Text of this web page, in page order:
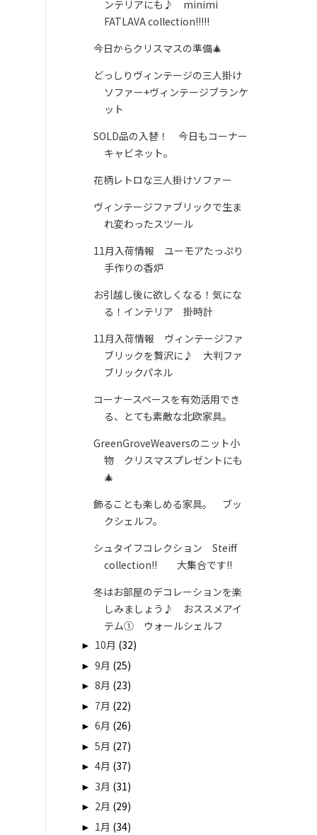
ンテリアにも♪ minimi
FATLAVA collection!!!!!
今日からクリスマスの準備🎄
どっしりヴィンテージの三人掛け
ソファー+ヴィンテージブランケ
ット
SOLD品の入替！ 今日もコーナー
キャビネット。
花柄レトロな三人掛けソファー
ヴィンテージファブリックで生ま
れ変わったスツール
11月入荷情報 ユーモアたっぷり
手作りの香炉
お引越し後に欲しくなる！気にな
る！インテリア 掛時計
11月入荷情報 ヴィンテージファ
ブリックを贅沢に♪ 大判ファ
ブリックパネル
コーナースペースを有効活用でき
る、とても素敵な北欧家具。
GreenGroveWeaversのニット小
物 クリスマスプレゼントにも
🎄
飾ることも楽しめる家具。 ブッ
クシェルフ。
シュタイフコレクション Steiff
collection!! 大集合です!!
冬はお部屋のデコレーションを楽
しみましょう♪ おススメアイ
テム① ウォールシェルフ
► 10月 (32)
► 9月 (25)
► 8月 (23)
► 7月 (22)
► 6月 (26)
► 5月 (27)
► 4月 (37)
► 3月 (31)
► 2月 (29)
► 1月 (34)